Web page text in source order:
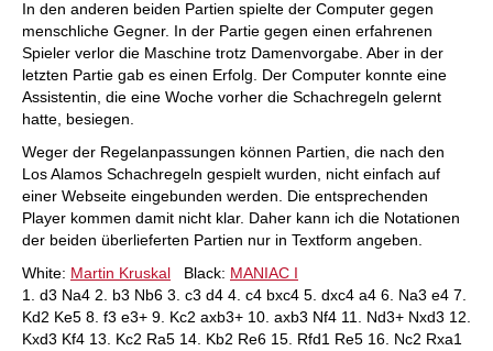
In den anderen beiden Partien spielte der Computer gegen
menschliche Gegner. In der Partie gegen einen erfahrenen
Spieler verlor die Maschine trotz Damenvorgabe. Aber in der
letzten Partie gab es einen Erfolg. Der Computer konnte eine
Assistentin, die eine Woche vorher die Schachregeln gelernt
hatte, besiegen.
Weger der Regelanpassungen können Partien, die nach den
Los Alamos Schachregeln gespielt wurden, nicht einfach auf
einer Webseite eingebunden werden. Die entsprechenden
Player kommen damit nicht klar. Daher kann ich die Notationen
der beiden überlieferten Partien nur in Textform angeben.
White: Martin Kruskal Black: MANIAC I
1. d3 Na4 2. b3 Nb6 3. c3 d4 4. c4 bxc4 5. dxc4 a4 6. Na3 e4 7.
Kd2 Ke5 8. f3 e3+ 9. Kc2 axb3+ 10. axb3 Nf4 11. Nd3+ Nxd3 12.
Kxd3 Kf4 13. Kc2 Ra5 14. Kb2 Re6 15. Rfd1 Re5 16. Nc2 Rxa1